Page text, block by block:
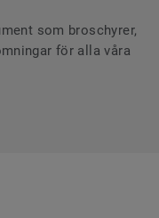
som broschyrer,
för alla våra